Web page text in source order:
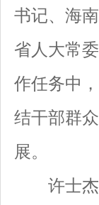
书记、海
省人大常
作任务中
结干部群
展。
许士杰